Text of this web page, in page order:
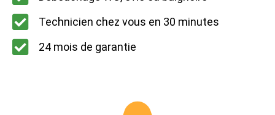
Technicien chez vous en 30 minutes
24 mois de garantie